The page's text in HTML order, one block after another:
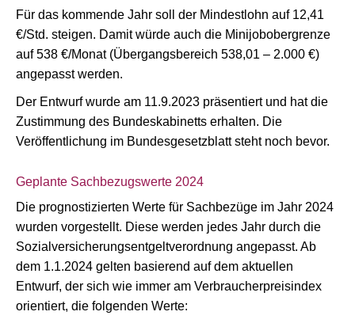
Für das kommende Jahr soll der Mindestlohn auf 12,41
€/Std. steigen. Damit würde auch die Minijobobergrenze
auf 538 €/Monat (Übergangsbereich 538,01 – 2.000 €)
angepasst werden.
Der Entwurf wurde am 11.9.2023 präsentiert und hat die
Zustimmung des Bundeskabinetts erhalten. Die
Veröffentlichung im Bundesgesetzblatt steht noch bevor.
Geplante Sachbezugswerte 2024
Die prognostizierten Werte für Sachbezüge im Jahr 2024
wurden vorgestellt. Diese werden jedes Jahr durch die
Sozialversicherungsentgeltverordnung angepasst. Ab
dem 1.1.2024 gelten basierend auf dem aktuellen
Entwurf, der sich wie immer am Verbraucherpreisindex
orientiert, die folgenden Werte: